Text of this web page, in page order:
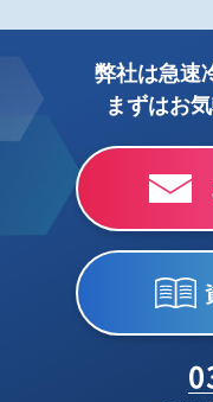
弊社は急速
まずはお